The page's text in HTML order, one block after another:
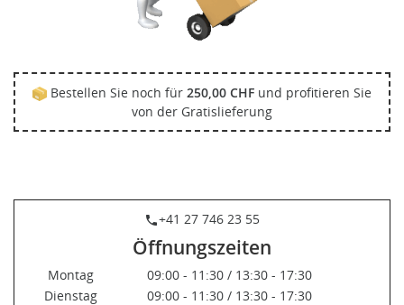
Bestellen Sie noch für 250,00 CHF und profitieren Sie
von der Gratislieferung
phone+41 27 746 23 55
Öffnungszeiten
Montag
09:00 - 11:30 / 13:30 - 17:30
Dienstag
09:00 - 11:30 / 13:30 - 17:30